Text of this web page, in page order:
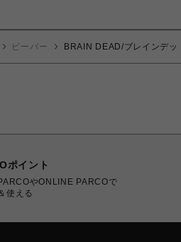
ビーバー BRAIN DEAD/ブレインデ
ポイント
やONLINE PARCOで
使える